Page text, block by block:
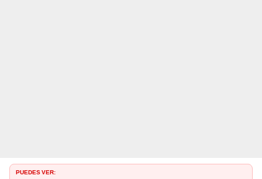
PUEDES VER: